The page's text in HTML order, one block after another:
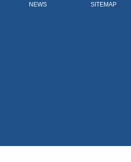
NEWS SITEMAP